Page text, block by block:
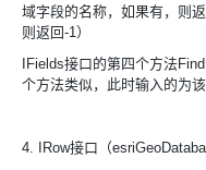
域字段的名称，如果有，则
则返回-1）
IFields接口的第四个方法
个方法类似，此时输入的为
4. IRow接口（